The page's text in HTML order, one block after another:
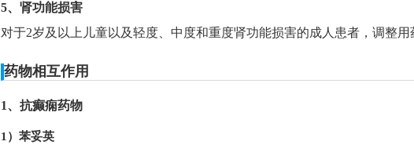
5、肾功能损害
对于2岁及以上儿童以及轻度、中度和重度肾功能损害的成人患者，调整用
药物相互作用
1、抗癫痫药物
1）苯妥英